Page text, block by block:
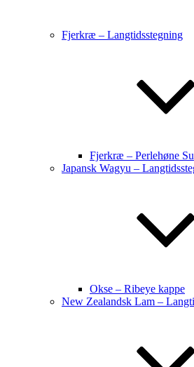
Fjerkræ – Langtidsstegning
Fjerkræ – Perlehøne
Japansk Wagyu –
Okse – Ribeye kappe
New Zealandsk Lam –